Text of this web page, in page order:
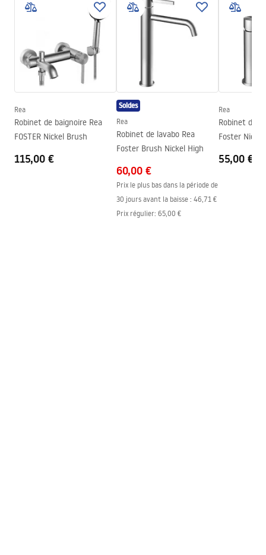
Type de bec
Fixe
Portée du bec
Hauteur
Technologie du revêtement
PVD
Diamètre de raccordement
½ pouce
Entraxe des raccords
5 ans
Instructions de montage
Warunki bezpieczeństwa
WARUNKI BEZPIECZENSTWA BATERIE.pdf
Conditions de garantie
Warranty_Terms_and_Conditions_Faucets_-_5.pdf
Rea
Robinet de baignoire Rea
FOSTER Nickel Brush
115,00 €
Soldes
Rea
Robinet de lavabo Rea
Foster Brush Nickel High
60,00 €
Prix le plus bas dans la période de
30 jours avant la baisse : 46,71 €
Prix régulier: 65,00 €
Rea
Robinet de
Foster
55,00 €